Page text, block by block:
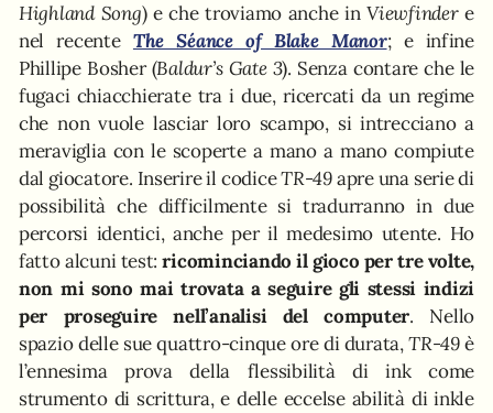
Highland Song) e che troviamo anche inViewfindere
nel recente The Séance of Blake Manor; e infine
Phillipe Bosher (Baldur’s Gate 3). Senza contare che le
fugaci chiacchierate tra i due, ricercati da un regime
che non vuole lasciar loro scampo, si intrecciano a
meraviglia con le scoperte a mano a mano compiute
dal giocatore. Inserire il codiceTR-49apre una serie di
possibilità che difficilmente si tradurranno in due
percorsi identici, anche per il medesimo utente. Ho
fatto alcuni test:ricominciando il gioco per tre volte,
non mi sono mai trovata a seguire gli stessi indizi
per proseguire nell’analisi del computer. Nello
spazio delle sue quattro-cinque ore di durata,TR-49è
l’ennesima prova della flessibilità di ink come
strumento di scrittura, e delle eccelse abilità di inkle